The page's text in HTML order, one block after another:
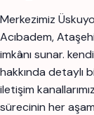
Merkezimiz
Acıbadem,
imkânı sunar.
hakkında detaylı
iletişim
sürecinin her